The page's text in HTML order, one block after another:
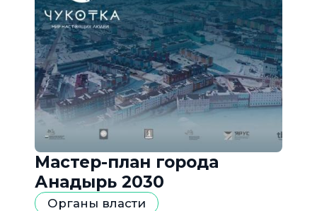
Мастер-план города
Анадырь 2030
Органы власти